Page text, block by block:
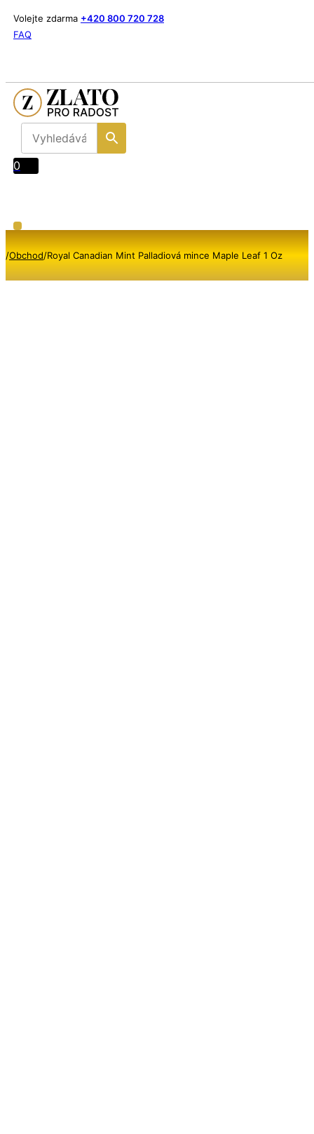
Volejte zdarma +420 800 720 728
FAQ
0
/Obchod/Royal Canadian Mint Palladiová mince Maple Leaf 1 Oz